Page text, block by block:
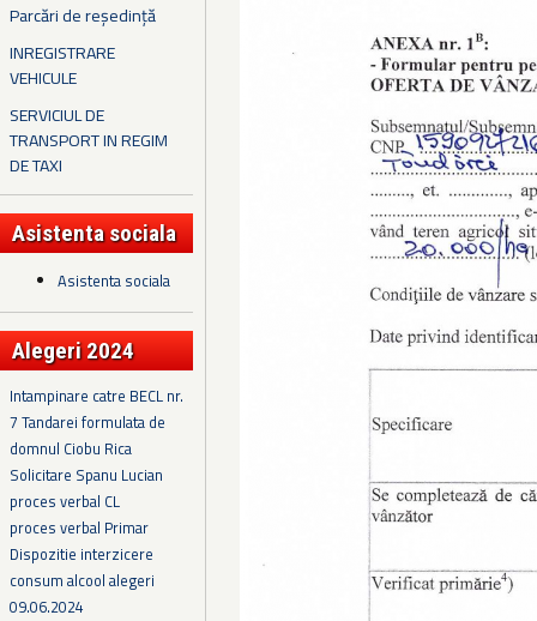
Parcări de reședință
INREGISTRARE
VEHICULE
SERVICIUL DE
TRANSPORT IN REGIM
DE TAXI
Asistenta sociala
Asistenta sociala
Alegeri 2024
Intampinare catre BECL nr.
7 Tandarei formulata de
domnul Ciobu Rica
Solicitare Spanu Lucian
proces verbal CL
proces verbal Primar
Dispozitie interzicere
consum alcool alegeri
09.06.2024